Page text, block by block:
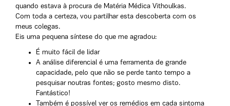
quando estava à procura de Matéria Médica Vithoulkas.
Com toda a certeza, vou partilhar esta descoberta com os
meus colegas.
Eis uma pequena síntese do que me agradou:
É muito fácil de lidar
A análise diferencial é uma ferramenta de grande
capacidade, pelo que não se perde tanto tempo a
pesquisar noutras fontes; gosto mesmo disto.
Fantástico!
Também é possível ver os remédios em cada sintoma